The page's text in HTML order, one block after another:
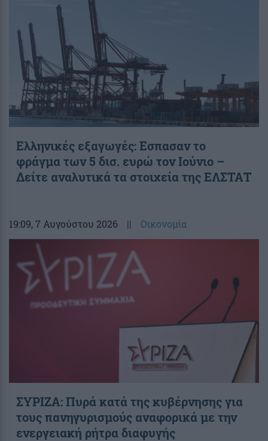
Ελληνικές εξαγωγές: Εσπασαν το
φράγμα των 5 δισ. ευρώ τον Ιούνιο –
Δείτε αναλυτικά τα στοιχεία της ΕΛΣΤΑΤ
19:09, 7 Αυγούστου 2026 || Οικονομία
ΣΥΡΙΖΑ: Πυρά κατά της κυβέρνησης για
τους πανηγυρισμούς αναφορικά με την
ενεργειακή ρήτρα διαφυγής